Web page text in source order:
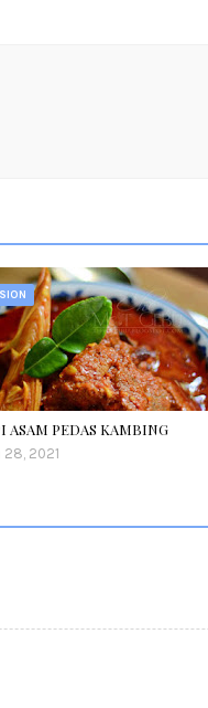
ASAM PEDAS KAMBING
28, 2021